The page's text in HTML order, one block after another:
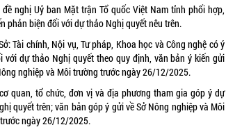
đề nghị Uỷ ban Mặt trận Tổ quốc Việt Nam tỉnh phối hợp,
phản biện đối với dự thảo Nghị quyết nêu trên.
Tài chính, Nội vụ, Tư pháp, Khoa học và Công nghệ có ý
với dự thảo Nghị quyết theo quy định, văn bản ý kiến gửi
nghiệp và Môi trường trước ngày 26/12/2025.
quan, tổ chức, đơn vị và địa phương tham gia góp ý dự
quyết trên; văn bản góp ý gửi về Sở Nông nghiệp và Môi
ngày 26/12/2025.